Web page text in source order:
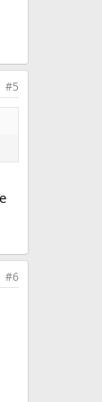
#5
#6